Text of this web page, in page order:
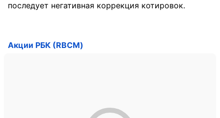
последует негативная коррекция котировок.
Акции РБК (RBCM)